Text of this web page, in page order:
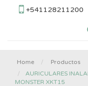
+541128211200
Home
Productos
AURICULARES
MONSTER XKT15